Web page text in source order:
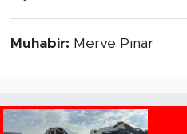
Muhabir: Merve Pınar